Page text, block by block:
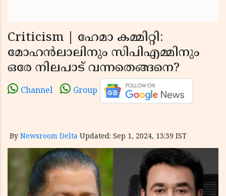
Criticism | ഹേമാ കമ്മിറ്റി:
മോഹന്‍ലാലിനും സിപിഎമ്മിനും
ഒരേ നിലപാട് വന്നതെങ്ങനെ?
Channel Group
By Newsroom Delta Updated: Sep 1, 2024, 13:39 IST